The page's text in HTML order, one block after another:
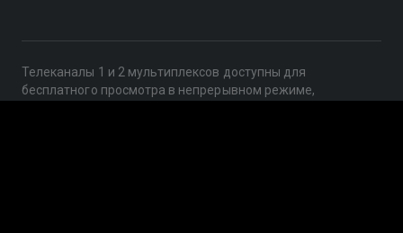
Телеканалы 1 и 2 мультиплексов доступны для
бесплатного просмотра в непрерывном режиме,